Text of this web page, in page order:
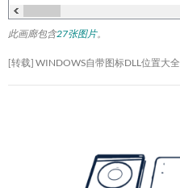
此画廊包含27张图片。
[转载] WINDOWS自带图标DLL位置大全